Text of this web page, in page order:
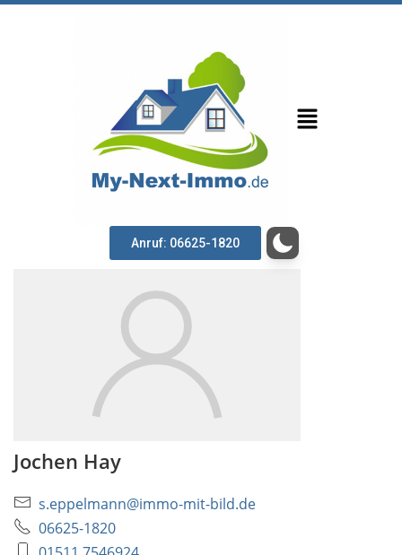
Anruf: 06625-1820
Jochen Hay
s.eppelmann@immo-mit-bild.de
06625-1820